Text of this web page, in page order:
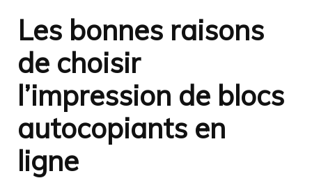
Les bonnes raisons
de choisir
l’impression de blocs
autocopiants en
ligne